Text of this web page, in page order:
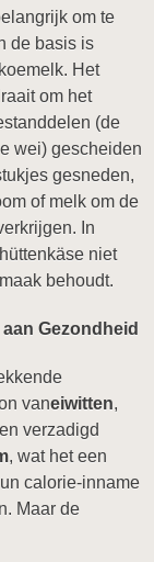
om te
de basis is
Het
om het
(de
wei) gescheiden
gesneden,
of melk om de
In
niet
behoudt.
Gezondheid
vaneiwitten,
verzadigd
, wat het een
calorie-inname
Maar de